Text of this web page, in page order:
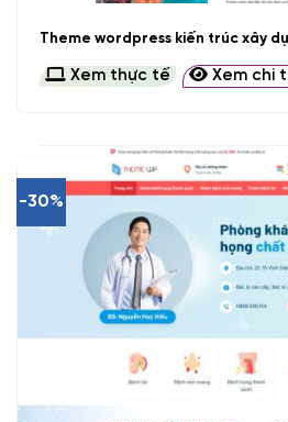
Theme wordpress kiến trúc xây
Xem thực tế Xem chi
-30%